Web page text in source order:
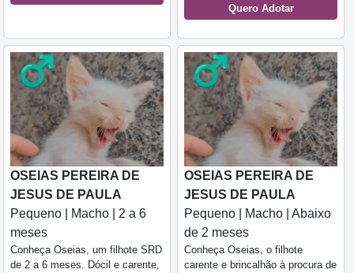
Quero Adotar
OSEIAS PEREIRA DE
JESUS DE PAULA
Pequeno | Macho | 2 a 6
meses
Conheça Oseias, um filhote SRD
de 2 a 6 meses. Dócil e carente,
OSEIAS PEREIRA DE
JESUS DE PAULA
Pequeno | Macho | Abaixo
de 2 meses
Conheça Oseias, o filhote
carente e brincalhão à procura de